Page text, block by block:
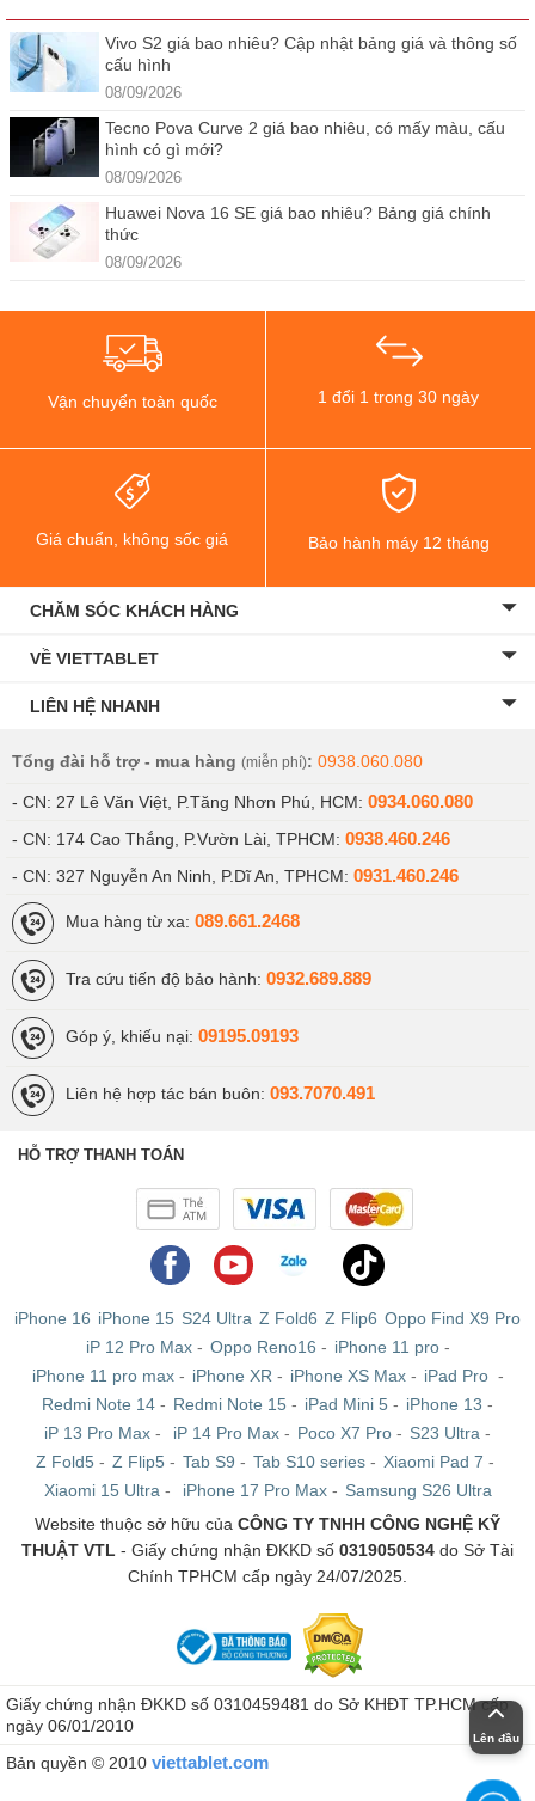
Vivo S2 giá bao nhiêu? Cập nhật bảng giá và thông số
cấu hình
08/09/2026
Tecno Pova Curve 2 giá bao nhiêu, có mấy màu, cấu
hình có gì mới?
08/09/2026
Huawei Nova 16 SE giá bao nhiêu? Bảng giá chính
thức
08/09/2026
Vận chuyển toàn quốc 1 đổi 1 trong 30 ngày
Giá chuẩn, không sốc giá Bảo hành máy 12 tháng
CHĂM SÓC KHÁCH HÀNG
VỀ VIETTABLET
LIÊN HỆ NHANH
Tổng đài hỗ trợ - mua hàng (miễn phí): 0938.060.080
- CN: 27 Lê Văn Việt, P.Tăng Nhơn Phú, HCM: 0934.060.080
- CN: 174 Cao Thắng, P.Vườn Lài, TPHCM: 0938.460.246
- CN: 327 Nguyễn An Ninh, P.Dĩ An, TPHCM: 0931.460.246
Mua hàng từ xa: 089.661.2468
Tra cứu tiến độ bảo hành: 0932.689.889
Góp ý, khiếu nại: 09195.09193
Liên hệ hợp tác bán buôn: 093.7070.491
HỖ TRỢ THANH TOÁN
iPhone 16 iPhone 15 S24 Ultra Z Fold6 Z Flip6 Oppo Find X9 Pro
iP 12 Pro Max- Oppo Reno16 - iPhone 11 pro-
iPhone 11 pro max- iPhone XR - iPhone XS Max- iPad Pro -
Redmi Note 14 - Redmi Note 15 - iPad Mini 5 - iPhone 13 -
iP 13 Pro Max - iP 14 Pro Max - Poco X7 Pro - S23 Ultra -
Z Fold5 - Z Flip5 - Tab S9 - Tab S10 series - Xiaomi Pad 7 -
Xiaomi 15 Ultra - iPhone 17 Pro Max- Samsung S26 Ultra
Website thuộc sở hữu của CÔNG TY TNHH CÔNG NGHỆ KỸ
THUẬT VTL - Giấy chứng nhận ĐKKD số 0319050534 do Sở Tài
Chính TPHCM cấp ngày 24/07/2025.
Giấy chứng nhận ĐKKD số 0310459481 do Sở KHĐT TP.HCM cấp
ngày 06/01/2010
Bản quyền © 2010 viettablet.com
Lên đầu